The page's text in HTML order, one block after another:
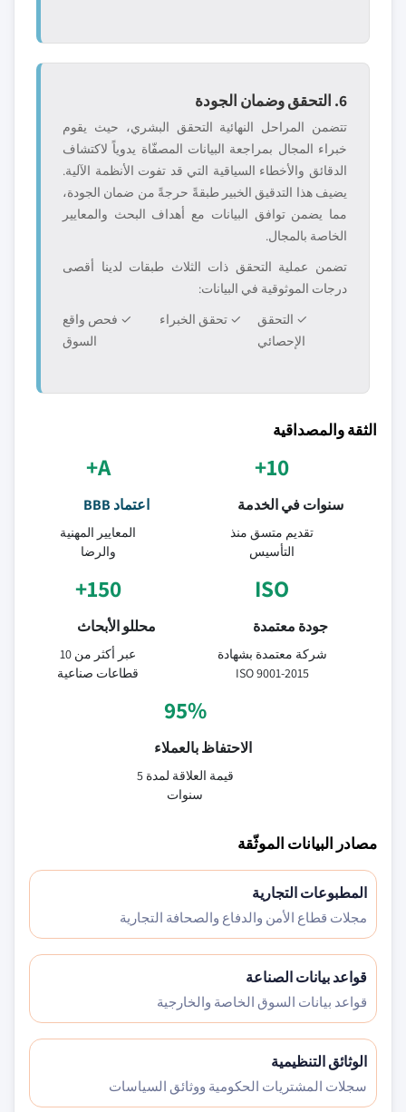
6. التحقق وضمان الجودة
تتضمن المراحل النهائية التحقق البشري، حيث يقوم
خبراء المجال بمراجعة البيانات المصفّاة يدوياً لاكتشاف
الدقائق والأخطاء السياقية التي قد تفوت الأنظمة الآلية.
يضيف هذا التدقيق الخبير طبقةً حرجةً من ضمان الجودة،
مما يضمن توافق البيانات مع أهداف البحث والمعايير
الخاصة بالمجال.
تضمن عملية التحقق ذات الثلاث طبقات لدينا أقصى
درجات الموثوقية في البيانات:
✓ التحقق
الإحصائي
✓ تحقق الخبراء
✓ فحص واقع
السوق
الثقة والمصداقية
10+
سنوات في الخدمة
تقديم متسق منذ
التأسيس
A+
اعتماد BBB
المعايير المهنية
والرضا
ISO
جودة معتمدة
شركة معتمدة بشهادة
ISO 9001-2015
150+
محللو الأبحاث
عبر أكثر من 10
قطاعات صناعية
95%
الاحتفاظ بالعملاء
قيمة العلاقة لمدة 5
سنوات
مصادر البيانات الموثّقة
المطبوعات التجارية
مجلات قطاع الأمن والدفاع والصحافة التجارية
قواعد بيانات الصناعة
قواعد بيانات السوق الخاصة والخارجية
الوثائق التنظيمية
سجلات المشتريات الحكومية ووثائق السياسات